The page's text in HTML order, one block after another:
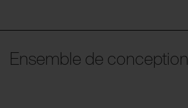
Ensemble de conception